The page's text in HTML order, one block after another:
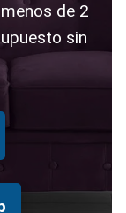
de 2
sin